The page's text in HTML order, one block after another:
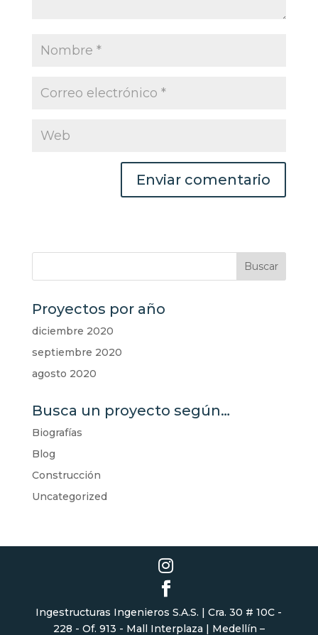
Proyectos por año
diciembre 2020
septiembre 2020
agosto 2020
Busca un proyecto según…
Biografías
Blog
Construcción
Uncategorized
Ingestructuras Ingenieros S.A.S. | Cra. 30 # 10C -
228 - Of. 913 - Mall Interplaza | Medellín –